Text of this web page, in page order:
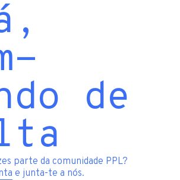
de
parte da comunidade PPL?
e junta-te a nós.